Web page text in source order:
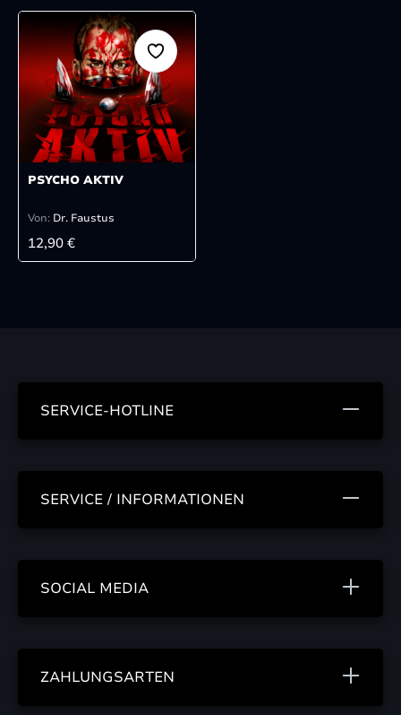
PSYCHO AKTIV
Von: Dr. Faustus
REGULÄRER PREIS:
12,90 €
SERVICE-HOTLINE
SERVICE / INFORMATIONEN
SOCIAL MEDIA
ZAHLUNGSARTEN